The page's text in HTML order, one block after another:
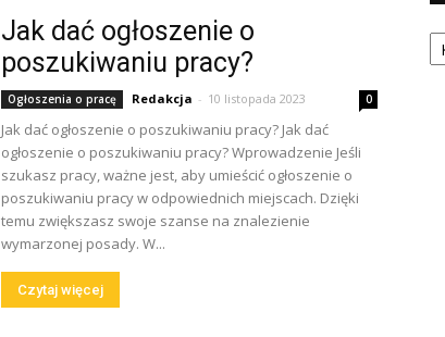
Jak dać ogłoszenie o
poszukiwaniu pracy?
Ogłoszenia o pracę Redakcja - 10 listopada 2023 0
Jak dać ogłoszenie o poszukiwaniu pracy? Jak dać
ogłoszenie o poszukiwaniu pracy? Wprowadzenie Jeśli
szukasz pracy, ważne jest, aby umieścić ogłoszenie o
poszukiwaniu pracy w odpowiednich miejscach. Dzięki
temu zwiększasz swoje szanse na znalezienie
wymarzonej posady. W...
Czytaj więcej